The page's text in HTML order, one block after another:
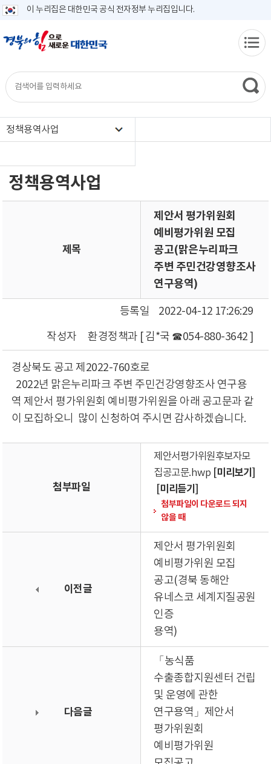
이 누리집은 대한민국 공식 전자정부 누리집입니다.
정책용역사업
정책용역사업
제목
제안서 평가위원회
예비평가위원 모집
공고(맑은누리파크
주변 주민건강영향조사
연구용역)
등록일
2022-04-12 17:26:29
작성자
환경정책과 [ 김*국 ☎054-880-3642 ]
경상북도 공고 제2022-760호로
2022년 맑은누리파크 주변 주민건강영향조사 연구용
역 제안서 평가위원회 예비평가위원을 아래 공고문과 같
이 모집하오니 많이 신청하여 주시면 감사하겠습니다.
첨부파일
제안서평가위원후보자모
집공고문.hwp [미리보기]
[미리듣기]
첨부파일이 다운로드 되지
않을 때
이전글
제안서 평가위원회
예비평가위원 모집
공고(경북 동해안
유네스코 세계지질공원
인증
용역)
다음글
「농식품
수출종합지원센터 건립
및 운영에 관한
연구용역」제안서
평가위원회
예비평가위원